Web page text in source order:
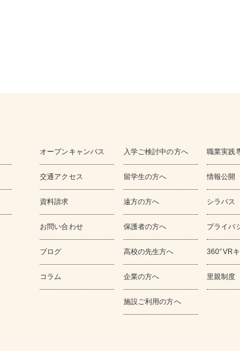
オープンキャンパス
交通アクセス
資料請求
お問い合わせ
ブログ
コラム
入学ご検討中の方へ
留学生の方へ
遠方の方へ
保護者の方へ
高校の先生方へ
企業の方へ
施設ご利用の方へ
職業実践
情報公開
シラバス
プライバ
360°VR
里親制度